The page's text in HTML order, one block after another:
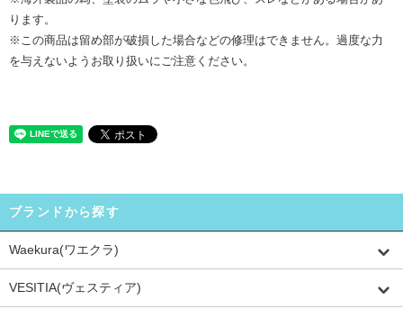
ります。
※この商品は留め部が破損した場合などの修理はできません。過度な力
を与えないようお取り扱いにご注意ください。
ブランドから探す
Waekura(ワエクラ)
VESITIA(ヴェスティア)